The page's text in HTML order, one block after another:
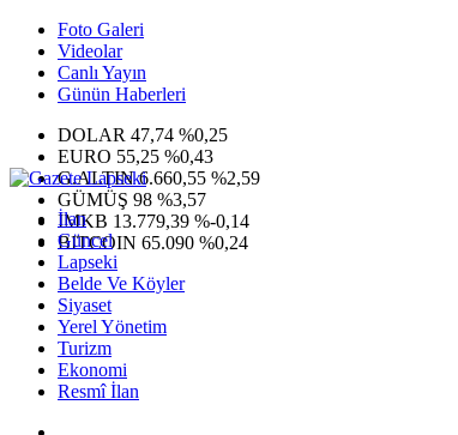
Foto Galeri
Videolar
Canlı Yayın
Günün Haberleri
DOLAR 47,74 %0,25
EURO 55,25 %0,43
G.ALTIN6.660,55 %2,59
GÜMÜŞ 98 %3,57
IMKB 13.779,39 %-0,14
BITCOIN 65.090 %0,24
İlan
Güncel
Lapseki
Belde Ve Köyler
Siyaset
Yerel Yönetim
Turizm
Ekonomi
Resmî İlan